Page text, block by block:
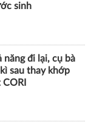
sinh
năng đi lại, cụ bà
sau thay khớp